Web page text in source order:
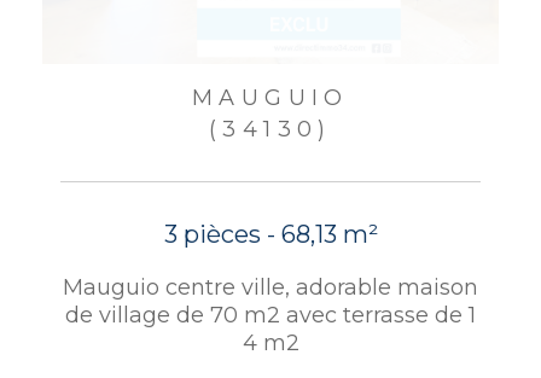
MAUGUIO
(34130)
3 pièces - 68,13 m²
Mauguio centre ville, adorable maison
de village de 70 m2 avec terrasse de 1
4 m2